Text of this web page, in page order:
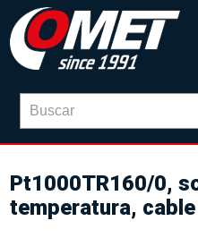
Pt1000TR160/0,
temperatura,